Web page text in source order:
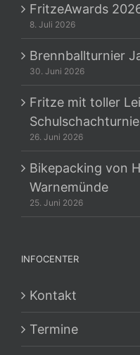
FritzeAwards
8. Juli 2026
Brennballturnier
30. Juni 2026
Fritze mit toller
26. Juni 2026
Bikepacking von
Warnemünde
25. Juni 2026
INFOCENTER
Kontakt
Termine